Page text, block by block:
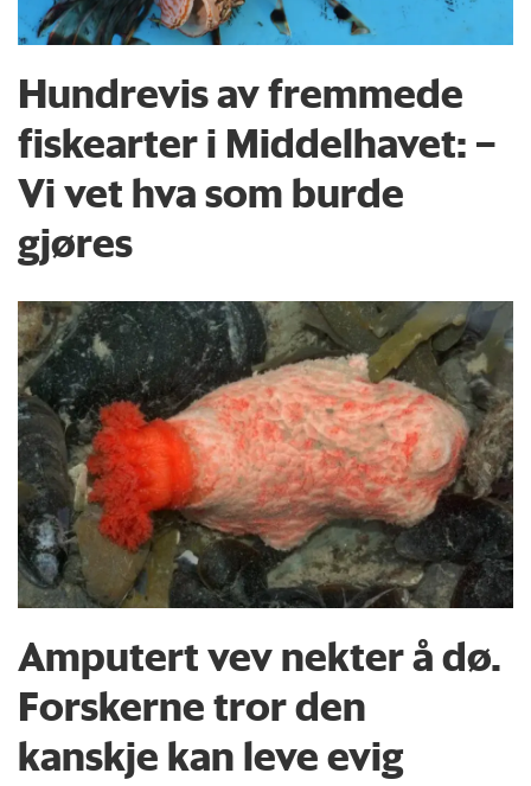
Hundrevis av fremmede
fiskearter i Middelhavet: –
Vi vet hva som burde
gjøres
Amputert vev nekter å dø.
Forskerne tror den
kanskje kan leve evig